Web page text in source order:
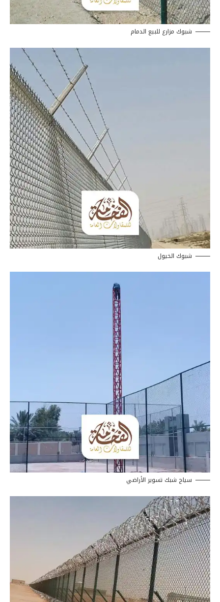
شبوك مزارع للبيع الدمام
شبوك الخيول
سياج شبك تسوير الأراضي